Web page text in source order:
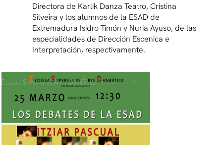
Directora de Karlik Danza Teatro, Cristina
Silveira y los alumnos de la ESAD de
Extremadura Isidro Timón y Nuria Ayuso, de las
especialidades de Dirección Escenica e
Interpretación, respectivamente.